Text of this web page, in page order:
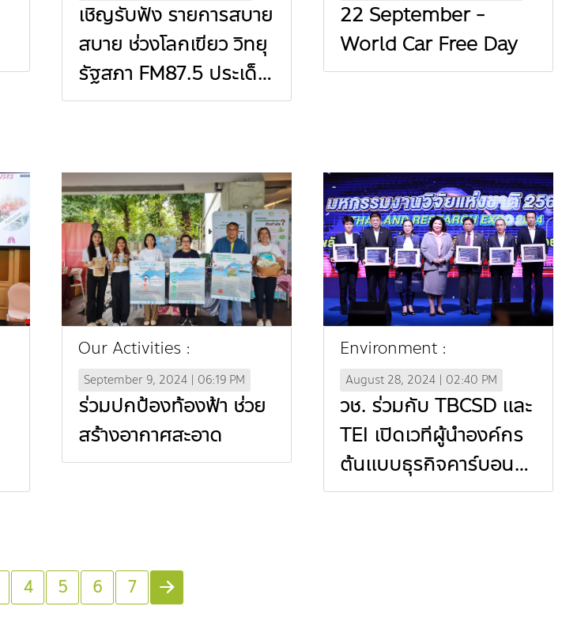
เชิญรับฟัง รายการสบาย
สบาย ช่วงโลกเขียว วิทยุ
รัฐสภา FM87.5 ประเด็น
พลังชุมชน ปลูกป่าสู้ฝุ่น
22 September -
World Car Free Day
Our Activities :
September 9, 2024 | 06:19 PM
ร่วมปกป้องท้องฟ้า ช่วย
สร้างอากาศสะอาด
Environment :
August 28, 2024 | 02:40 PM
วช. ร่วมกับ TBCSD และ
TEI เปิดเวทีผู้นำองค์กร
ต้นแบบธุรกิจคาร์บอนต่ำ
และยั่งยืน “CEO Forum
4 5 6 7